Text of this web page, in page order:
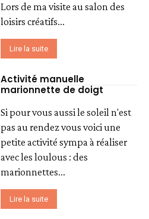
Lors de ma visite au salon des
loisirs créatifs...
Lire la suite
Activité manuelle
marionnette de doigt
Si pour vous aussi le soleil n'est
pas au rendez vous voici une
petite activité sympa à réaliser
avec les loulous : des
marionnettes...
Lire la suite